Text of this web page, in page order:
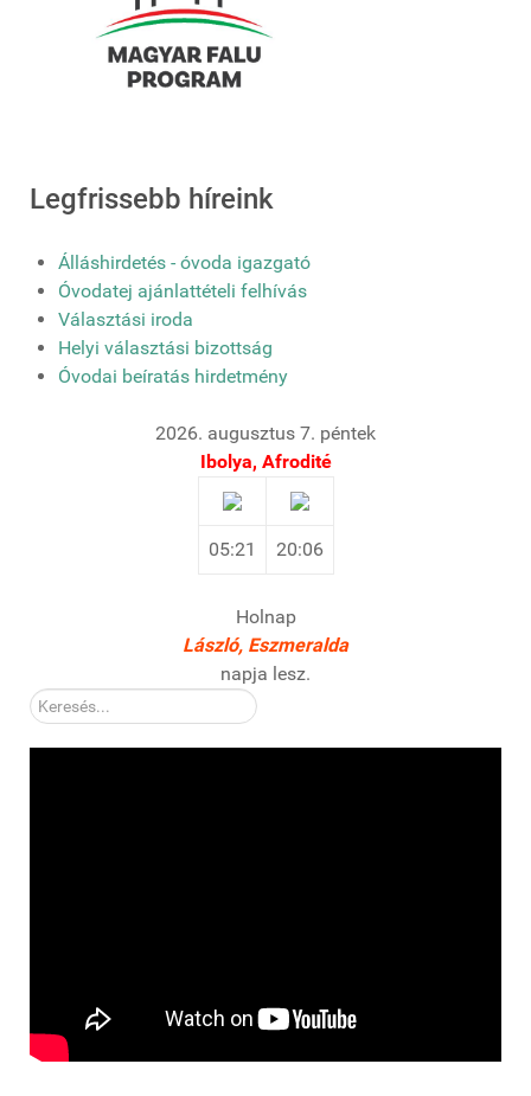
Legfrissebb híreink
Álláshirdetés - óvoda igazgató
Óvodatej ajánlattételi felhívás
Választási iroda
Helyi választási bizottság
Óvodai beíratás hirdetmény
2026. augusztus 7. péntek
Ibolya, Afrodité
05:21 20:06
Holnap
László, Eszmeralda
napja lesz.
Kereső: